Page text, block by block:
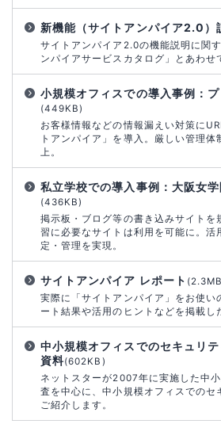
新機能（サイトアンパイア2.0）
サイトアンパイア2.0の機能説明に関
ンパイアサービスカタログ」とあわせ
小規模オフィスでの導入事例：
(449KB)
お客様情報などの情報漏えい対策に
トアンパイア」を導入。厳しい管理体
上。
私立学校での導入事例：大阪女
(436KB)
掲示板・ブログ等の書き込みサイトを
習に必要なサイトは利用を可能に。活
定・管理を実現。
サイトアンパイア レポート
実際に「サイトアンパイア」をお使い
ート結果や活用のヒントなどを掲載し
中小規模オフィスでのセキュリ
資料(602KB)
ネットスターが2007年に実施した中
査を中心に、中小規模オフィスでのセ
ご紹介します。